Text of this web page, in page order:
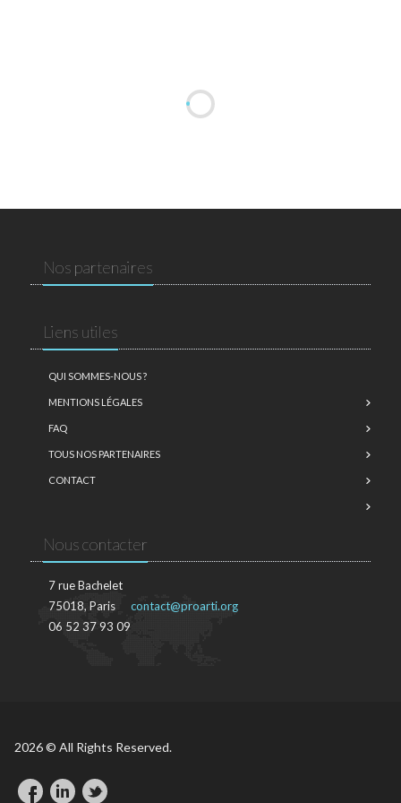
Nos partenaires
Liens utiles
QUI SOMMES-NOUS ?
MENTIONS LÉGALES
FAQ
TOUS NOS PARTENAIRES
CONTACT
Nous contacter
7 rue Bachelet
75018, Paris
06 52 37 93 09
contact@proarti.org
2026 © All Rights Reserved.